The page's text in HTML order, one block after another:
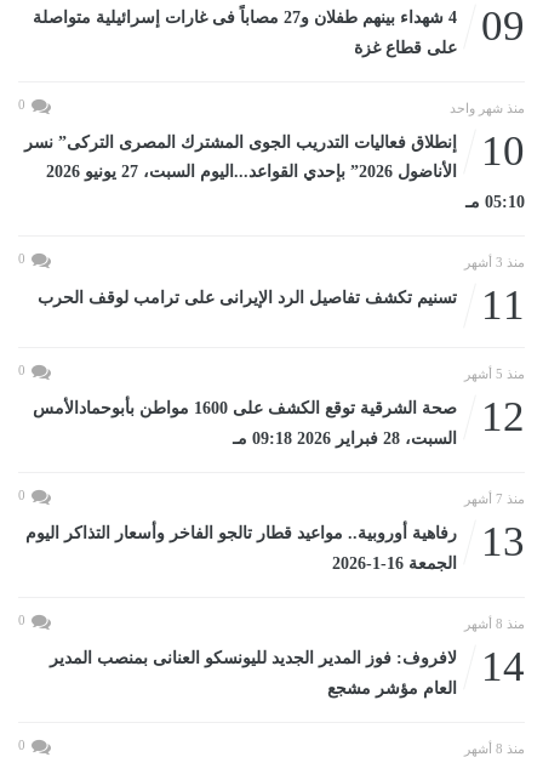
09
4 شهداء بينهم طفلان و27 مصاباً فى غارات إسرائيلية متواصلة
على قطاع غزة
منذ شهر واحد 0
10
إنطلاق فعاليات التدريب الجوى المشترك المصرى التركى” نسر
الأناضول 2026” بإحدي القواعد...اليوم السبت، 27 يونيو 2026
05:10 مـ
منذ 3 أشهر 0
11 تسنيم تكشف تفاصيل الرد الإيرانى على ترامب لوقف الحرب
منذ 5 أشهر 0
12
صحة الشرقية توقع الكشف على 1600 مواطن بأبوحمادالأمس
السبت، 28 فبراير 2026 09:18 مـ
منذ 7 أشهر 0
13
رفاهية أوروبية.. مواعيد قطار تالجو الفاخر وأسعار التذاكر اليوم
الجمعة 16-1-2026
منذ 8 أشهر 0
14
لافروف: فوز المدير الجديد لليونسكو العنانى بمنصب المدير
العام مؤشر مشجع
منذ 8 أشهر 0